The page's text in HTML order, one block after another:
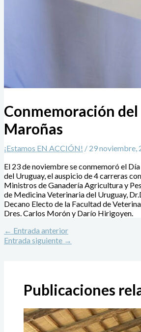
Conmemoración
Maroñas
¡Estamos EN ACCIÓN! / 29 noviembre,
El 23 de noviembre se conmemoró el
del Uruguay, el auspicio de 4 carreras
Ministros de Ganadería Agricultura y
de Medicina Veterinaria del Uruguay,
Decano Electo de la Facultad de
Dres. Carlos Morón y Darío Hirigoyen.
← Entrada anterior
Entrada siguiente →
Publicaciones